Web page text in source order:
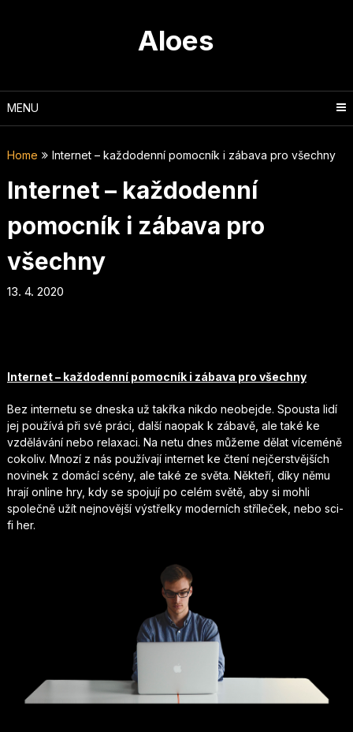
Aloes
MENU
Home Internet – každodenní pomocník i zábava pro všechny
Internet – každodenní
pomocník i zábava pro
všechny
13. 4. 2020
Internet – každodenní pomocník i zábava pro všechny
Bez internetu se dneska už takřka nikdo neobejde. Spousta lidí
jej používá při své práci, další naopak k zábavě, ale také ke
vzdělávání nebo relaxaci. Na netu dnes můžeme dělat víceméně
cokoliv. Mnozí z nás používají internet ke čtení nejčerstvějších
novinek z domácí scény, ale také ze světa. Někteří, díky němu
hrají online hry, kdy se spojují po celém světě, aby si mohli
společně užít nejnovější výstřelky moderních stříleček, nebo sci-
fi her.